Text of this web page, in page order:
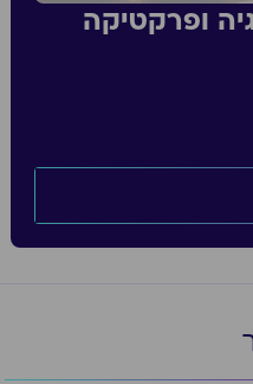
ופרקטיקה